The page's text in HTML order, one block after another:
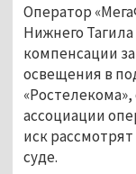
Оператор
Нижнего
компенсации
освещения в
ассоциации
иск
суде.